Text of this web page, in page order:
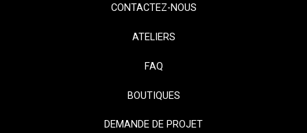
CONTACTEZ-NOUS
ATELIERS
FAQ
BOUTIQUES
DEMANDE DE PROJET